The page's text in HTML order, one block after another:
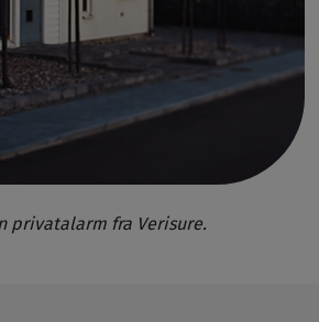
privatalarm fra Verisure.